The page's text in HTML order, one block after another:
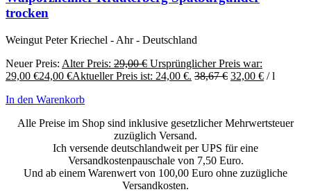
trocken
Weingut Peter Kriechel - Ahr - Deutschland
Neuer Preis: Alter Preis: 29,00€ Ursprünglicher Preis war:
29,00 €24,00 €Aktueller Preis ist: 24,00 €. 38,67€ 32,00 € /l
In den Warenkorb
Alle Preise im Shop sind inklusive gesetzlicher Mehrwertsteuer
zuzüglich Versand.
Ich versende deutschlandweit per UPS für eine
Versandkostenpauschale von 7,50 Euro.
Und ab einem Warenwert von 100,00 Euro ohne zuzügliche
Versandkosten.